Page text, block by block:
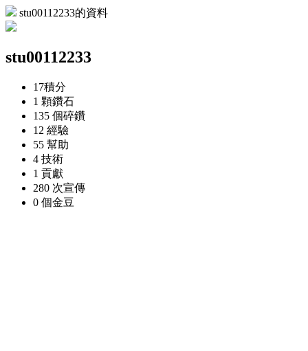
stu00112233的資料
stu00112233
17積分
1 顆鑽石
135 個碎鑽
12 經驗
55 幫助
4 技術
1 貢獻
280 次宣傳
0 個金豆